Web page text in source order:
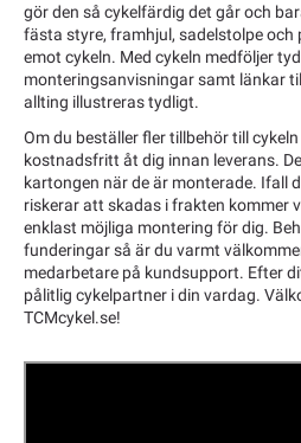
gör den så cykelfärdig det går och
fästa styre, framhjul, sadelstolpe
emot cykeln. Med cykeln medföljer
monteringsanvisningar samt länkar
allting illustreras tydligt.
Om du beställer fler tillbehör till
kostnadsfritt åt dig innan leverans.
kartongen när de är monterade. Ifall
riskerar att skadas i frakten kommer
enklast möjliga montering för dig.
funderingar så är du varmt
medarbetare på kundsupport. Efter
pålitlig cykelpartner i din vardag.
TCMcykel.se!